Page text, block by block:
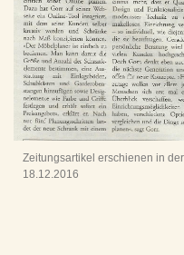
Zeitungsartikel erschienen in
18.12.2016